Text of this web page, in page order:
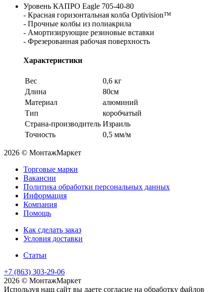
Уровень КАПРО Eagle 705-40-80
- Красная горизонтальная колба Optivision™
- Прочные колбы из полиакрила
- Амортизирующие резиновые вставки
- Фрезерованная рабочая поверхность
Характеристики
Вес
0,6 кг
Длина
80см
Материал
алюминий
Тип
коробчатый
Страна-производитель Израиль
Точность
0,5 мм/м
2026 © МонтажМаркет
Торговые марки
Вакансии
Политика обработки персональных данных
Информация
Компания
Помощь
Как сделать заказ
Условия доставки
Статьи
+7 (863) 303-29-06
2026 © МонтажМаркет
Используя наш сайт вы даете согласие на обработку файлов